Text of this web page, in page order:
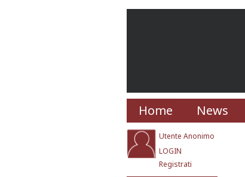
Home News
Utente Anonimo
LOGIN
Registrati